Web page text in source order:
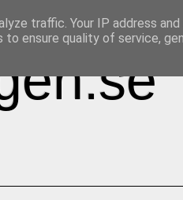
traffic. Your IP address
ensure quality of service,